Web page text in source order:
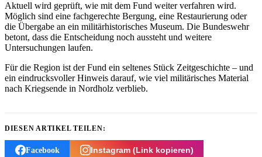
Aktuell wird geprüft, wie mit dem Fund weiter verfahren wird.
Möglich sind eine fachgerechte Bergung, eine Restaurierung oder
die Übergabe an ein militärhistorisches Museum. Die Bundeswehr
betont, dass die Entscheidung noch aussteht und weitere
Untersuchungen laufen.
Für die Region ist der Fund ein seltenes Stück Zeitgeschichte – und
ein eindrucksvoller Hinweis darauf, wie viel militärisches Material
nach Kriegsende in Nordholz verblieb.
DIESEN ARTIKEL TEILEN:
Facebook Instagram (Link kopieren)